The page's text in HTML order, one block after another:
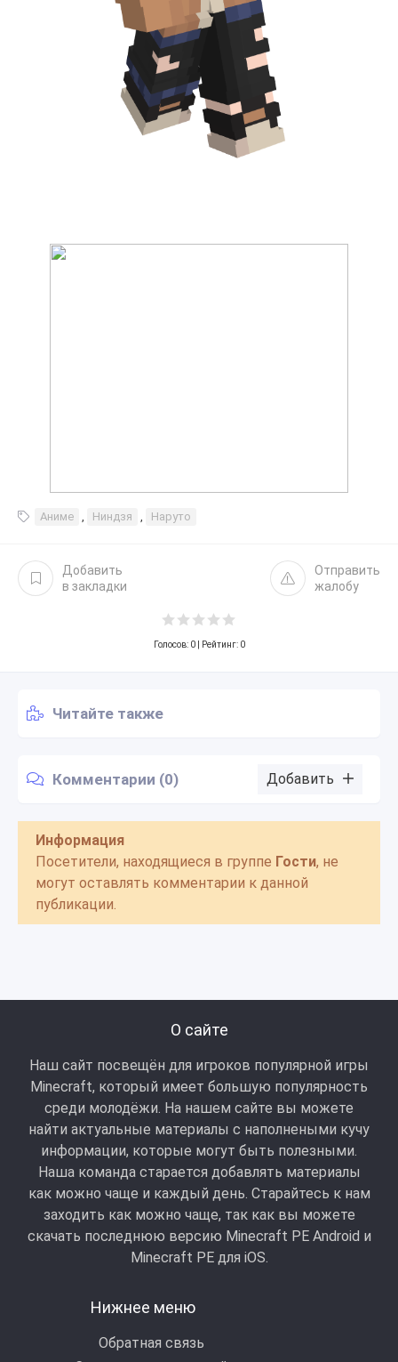
Аниме , Ниндзя , Наруто
Добавить
в закладки
Отправить
жалобу
Голосов: 0| Рейтинг: 0
Читайте также
Комментарии (0) Добавить
Информация
Посетители, находящиеся в группе Гости, не
могут оставлять комментарии к данной
публикации.
О сайте
Наш сайт посвещён для игроков популярной игры
Minecraft, который имеет большую популярность
среди молодёжи. На нашем сайте вы можете
найти актуальные материалы с наполнеными кучу
информации, которые могут быть полезными.
Наша команда старается добавлять материалы
как можно чаще и каждый день. Старайтесь к нам
заходить как можно чаще, так как вы можете
скачать последнюю версию Minecraft PE Android и
Minecraft РЕ для iOS.
Нижнее меню
Обратная связь